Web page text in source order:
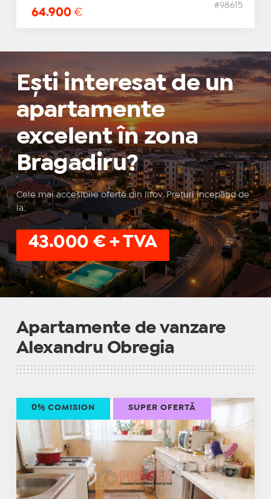
64.900 €
#98615
Ești interesat de un
apartamente
excelent în zona
Bragadiru?
Cele mai accesibile oferte din Ilfov. Prețuri începând de
la:
43.000 € + TVA
Apartamente de vanzare
Alexandru Obregia
0% COMISION SUPER OFERTĂ